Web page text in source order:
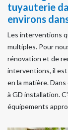
tuyauterie
environs
Les interventions
multiples. Pour
rénovation et de
interventions, il
en la matière.
à GD installation.
équipements